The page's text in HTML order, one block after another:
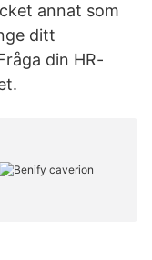
annat som
ditt
din HR-